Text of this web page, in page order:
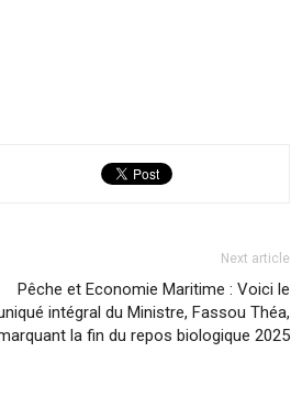
Next article
Pêche et Economie Maritime : Voici le
intégral du Ministre, Fassou Théa,
la fin du repos biologique 2025